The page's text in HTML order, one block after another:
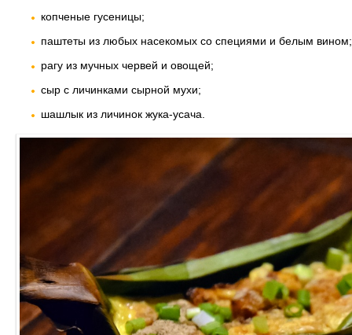
копченые гусеницы;
паштеты из любых насекомых со специями и белым вином;
рагу из мучных червей и овощей;
сыр с личинками сырной мухи;
шашлык из личинок жука-усача.